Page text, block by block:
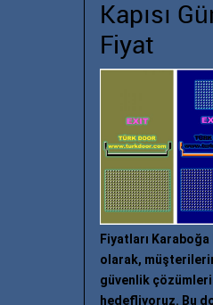
Kapısı
Fiyat
Fiyatları
olarak,
güvenlik
hedefliyoruz. Bu